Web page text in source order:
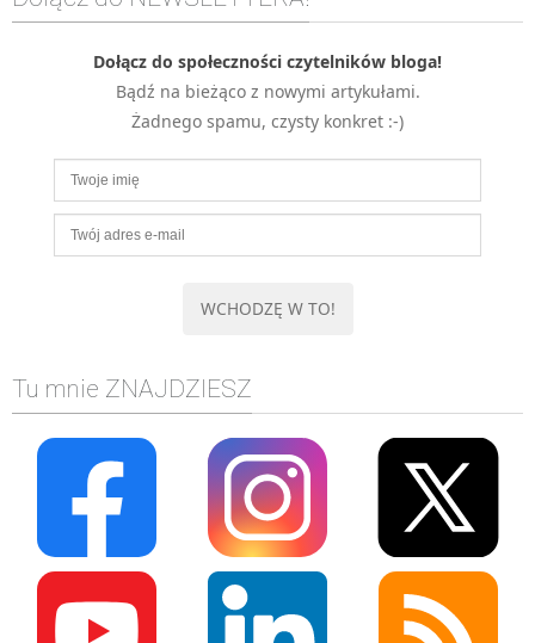
Django
PHP
WordPress
MOBILE
Android
KONTROLA WERSJI
SQL
TESTOWANIE
SIECI
WYDARZENIA
BIZNES
PO GODZINACH
KONTAKT
Dołącz do społeczności czytelników bloga!
Bądź na bieżąco z nowymi artykułami.
Żadnego spamu, czysty konkret :-)
Tu mnie ZNAJDZIESZ